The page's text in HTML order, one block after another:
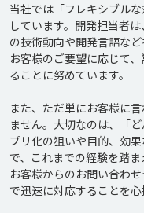
当社では「フレキシブル
しています。開発担当者
の技術動向や開発言語な
お客様のご要望に応じて
ることに努めています。
また、ただ単にお客様に
ません。大切なのは、「
プリ化の狙いや目的、効
で、これまでの経験を踏
お客様からのお問い合わ
で迅速に対応することを心